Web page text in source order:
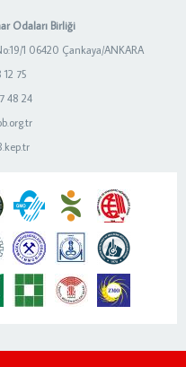
Odaları Birliği
1 06420 Çankaya/ANKARA
12 75
48 24